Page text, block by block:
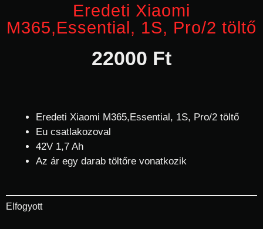
Eredeti Xiaomi
M365,Essential, 1S, Pro/2 töltő
22000 Ft
Eredeti Xiaomi M365,Essential, 1S, Pro/2 töltő
Eu csatlakozoval
42V 1,7 Ah
Az ár egy darab töltőre vonatkozik
Elfogyott